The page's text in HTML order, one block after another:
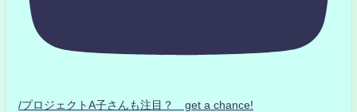
/プロジェクトA子さんも注目？ get a chance!